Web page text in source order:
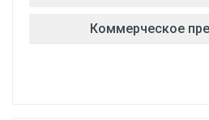
Коммерческое